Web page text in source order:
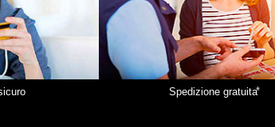
Spedizione gratuita*